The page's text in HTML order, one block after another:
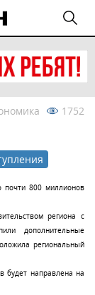
1752
почти 800 миллионов
региона с
дополнительные
региональный
будет направлена на